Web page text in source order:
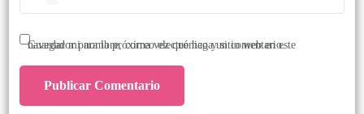
Guardar mi nombre, correo electrónico y sitio web en este navegador para la próxima vez que haga un comentario.